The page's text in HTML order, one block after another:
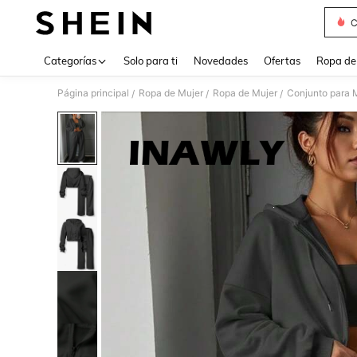
Categorías Solo para ti Novedades Ofertas Ropa
Página principal / Ropa de Mujer / Ropa de Mujer / Conjunto para